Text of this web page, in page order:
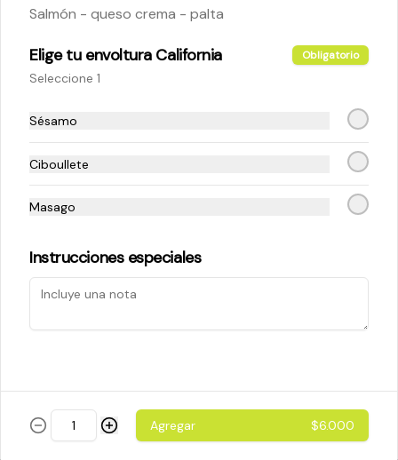
Maki Cheese Roll
$5.200
$5.800
Salmón - queso crema - palta
Elige tu envoltura California Obligatorio
Seleccione 1
Sésamo
Ciboullete
Masago
Instrucciones especiales
Agregar $6.000